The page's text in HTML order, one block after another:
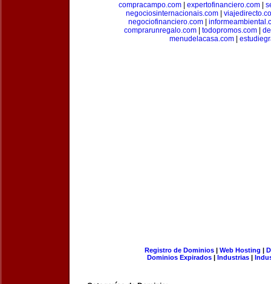
compracampo.com| expertofinanciero.com|
negociosinternacionais.com
negociofinanciero.com
comprarunregalo.com| todopromos.com|
menudelacasa.com
Registro de Dominios| Web Hosting |
Dominios Expirados | Industrias |